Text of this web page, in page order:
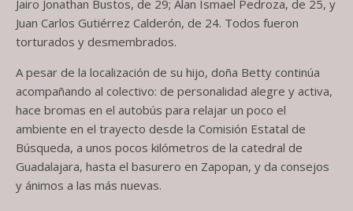
Jairo Jonathan Bustos, de 29; Alan Ismael Pedroza, de 25, y
Juan Carlos Gutiérrez Calderón, de 24. Todos fueron
torturados y desmembrados.
A pesar de la localización de su hijo, doña Betty continúa
acompañando al colectivo: de personalidad alegre y activa,
hace bromas en el autobús para relajar un poco el
ambiente en el trayecto desde la Comisión Estatal de
Búsqueda, a unos pocos kilómetros de la catedral de
Guadalajara, hasta el basurero en Zapopan, y da consejos
y ánimos a las más nuevas.